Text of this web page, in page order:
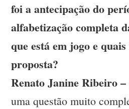
foi a antecipação do
alfabetização completa
que está em jogo e
proposta?
Renato Janine Ribeiro –
uma questão muito